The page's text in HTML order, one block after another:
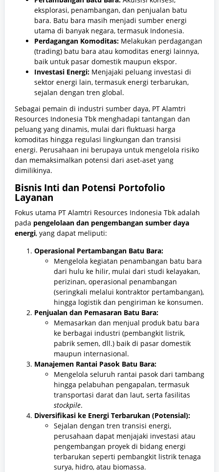
eksplorasi, penambangan, dan penjualan batu
bara. Batu bara masih menjadi sumber energi
utama di banyak negara, termasuk Indonesia.
Perdagangan Komoditas: Melakukan perdagangan
(trading) batu bara atau komoditas energi lainnya,
baik untuk pasar domestik maupun ekspor.
Investasi Energi: Menjajaki peluang investasi di
sektor energi lain, termasuk energi terbarukan,
sejalan dengan tren global.
Sebagai pemain di industri sumber daya, PT Alamtri
Resources Indonesia Tbk menghadapi tantangan dan
peluang yang dinamis, mulai dari fluktuasi harga
komoditas hingga regulasi lingkungan dan transisi
energi. Perusahaan ini berupaya untuk mengelola risiko
dan memaksimalkan potensi dari aset-aset yang
dimilikinya.
Bisnis Inti dan Potensi Portofolio
Layanan
Fokus utama PT Alamtri Resources Indonesia Tbk adalah
pada pengelolaan dan pengembangan sumber daya
energi, yang dapat meliputi:
Operasional Pertambangan Batu Bara:
Mengelola kegiatan penambangan batu bara
dari hulu ke hilir, mulai dari studi kelayakan,
perizinan, operasional penambangan
(seringkali melalui kontraktor pertambangan),
hingga logistik dan pengiriman ke konsumen.
Penjualan dan Pemasaran Batu Bara:
Memasarkan dan menjual produk batu bara
ke berbagai industri (pembangkit listrik,
pabrik semen, dll.) baik di pasar domestik
maupun internasional.
Manajemen Rantai Pasok Batu Bara:
Mengelola seluruh rantai pasok dari tambang
hingga pelabuhan pengapalan, termasuk
transportasi darat dan laut, serta fasilitas
stockpile.
Diversifikasi ke Energi Terbarukan (Potensial):
Sejalan dengan tren transisi energi,
perusahaan dapat menjajaki investasi atau
pengembangan proyek di bidang energi
terbarukan seperti pembangkit listrik tenaga
surya, hidro, atau biomassa.